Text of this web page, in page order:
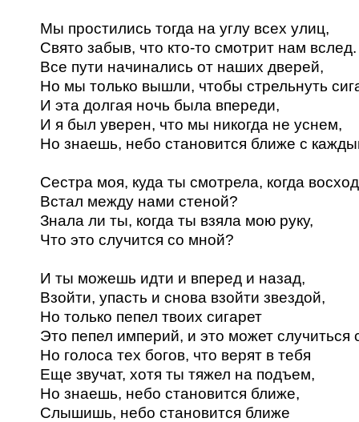
Мы простились тогда на углу всех улиц,
Свято забыв, что кто-то смотрит нам вслед.
Все пути начинались от наших дверей,
Но мы только вышли, чтобы стрельнуть
И эта долгая ночь была впереди,
И я был уверен, что мы никогда не уснем,
Но знаешь, небо становится ближе с
Сестра моя, куда ты смотрела, когда восход
Встал между нами стеной?
Знала ли ты, когда ты взяла мою руку,
Что это случится со мной?
И ты можешь идти и вперед и назад,
Взойти, упасть и снова взойти звездой,
Но только пепел твоих сигарет
Это пепел империй, и это может случиться
Но голоса тех богов, что верят в тебя
Еще звучат, хотя ты тяжел на подъем,
Но знаешь, небо становится ближе,
Слышишь, небо становится ближе